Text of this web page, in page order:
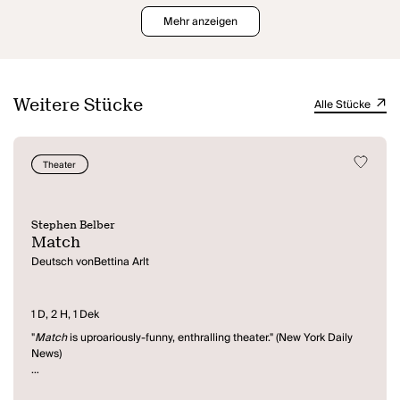
Mehr anzeigen
Weitere Stücke Alle Stücke
Theater
Stephen Belber
Match
Deutsch vonBettina Arlt
1 D, 2 H, 1 Dek
"Matchis uproariously-funny, enthralling theater." (New York Daily
News)